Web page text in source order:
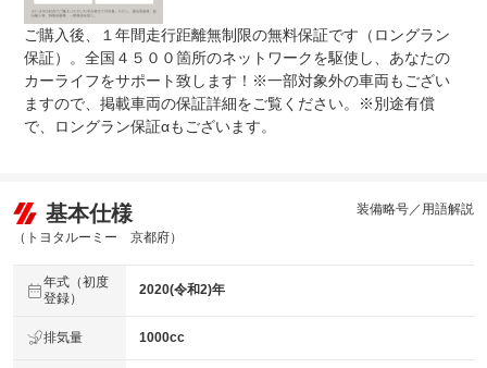
ご購入後、１年間走行距離無制限の無料保証です（ロングラン
保証）。全国４５００箇所のネットワークを駆使し、あなたの
カーライフをサポート致します！※一部対象外の車両もござい
ますので、掲載車両の保証詳細をご覧ください。※別途有償
で、ロングラン保証αもございます。
基本仕様
（トヨタルーミー 京都府）
装備略号／用語解説
年式（初度
登録）
2020(令和2)年
排気量 1000cc